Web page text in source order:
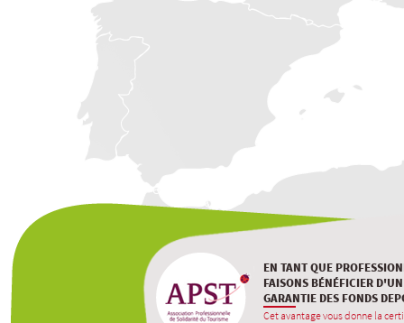
EN TANT QUE
FAISONS BÉNÉFICIER
GARANTIE DES FONDS
Cet avantage vous donne la